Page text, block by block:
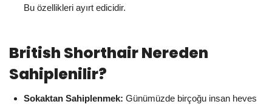
Bu özellikleri ayırt edicidir.
British Shorthair Nereden
Sahiplenilir?
Sokaktan Sahiplenmek: Günümüzde birçoğu insan heves